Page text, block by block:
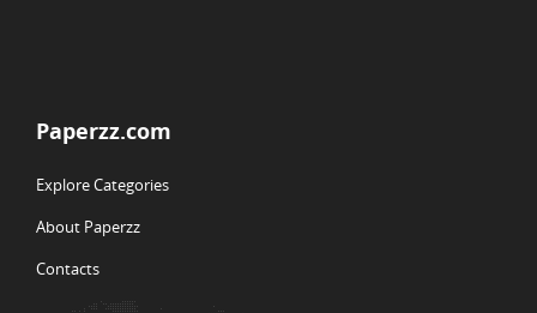
Paperzz.com
Explore Categories
About Paperzz
Contacts